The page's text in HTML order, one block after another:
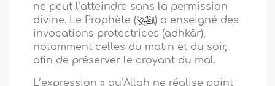
ne peut l’atteindre sans la permission
divine. Le Prophète (
) a enseigné des
invocations protectrices (adhkâr),
notamment celles du matin et du soir,
afin de préserver le croyant du mal.
L’expression « qu’Allah ne réalise point